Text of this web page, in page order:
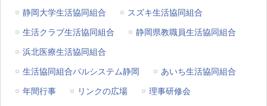
静岡大学生活協同組合 スズキ生活協同組合
生活クラブ生活協同組合 静岡県教職員生活協同組合
浜北医療生活協同組合
生活協同組合パルシステム静岡 あいち生活協同組合
年間行事 リンクの広場 理事研修会